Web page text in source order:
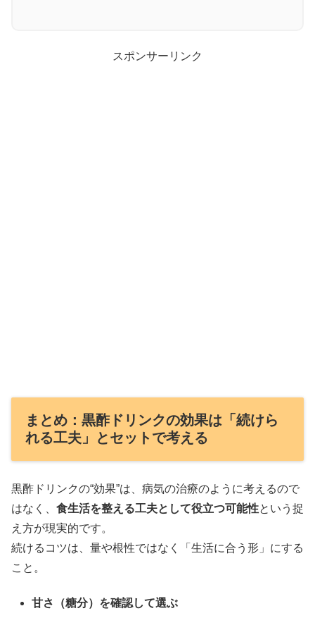
スポンサーリンク
まとめ：黒酢ドリンクの効果は「続けら
れる工夫」とセットで考える
黒酢ドリンクの“効果”は、病気の治療のように考えるので
はなく、 食生活を整える工夫として役立つ可能性という捉
え方が現実的です。
続けるコツは、量や根性ではなく「生活に合う形」にする
こと。
甘さ（糖分）を確認して選ぶ